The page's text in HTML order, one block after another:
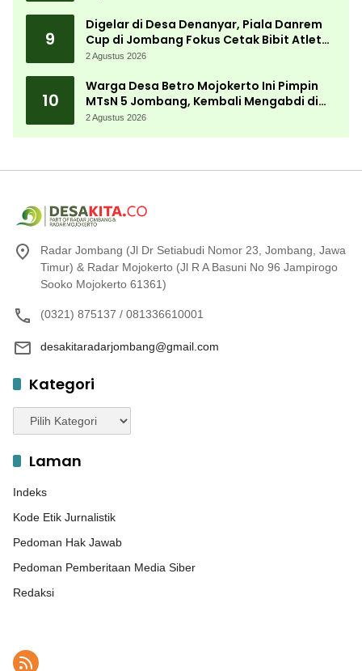
9
Digelar di Desa Denanyar, Piala Danrem
Cup di Jombang Fokus Cetak Bibit Atlet
Menembak Berprestasi
2 Agustus 2026
10
Warga Desa Betro Mojokerto Ini Pimpin
MTsN 5 Jombang, Kembali Mengabdi di
Almamater
2 Agustus 2026
Radar Jombang (Jl Dr Setiabudi Nomor 23, Jombang, Jawa
Timur) & Radar Mojokerto (Jl R A Basuni No 96 Jampirogo
Sooko Mojokerto 61361)
(0321) 875137 / 081336610001
desakitaradarjombang@gmail.com
Kategori
Kategori
Laman
Indeks
Kode Etik Jurnalistik
Pedoman Hak Jawab
Pedoman Pemberitaan Media Siber
Redaksi